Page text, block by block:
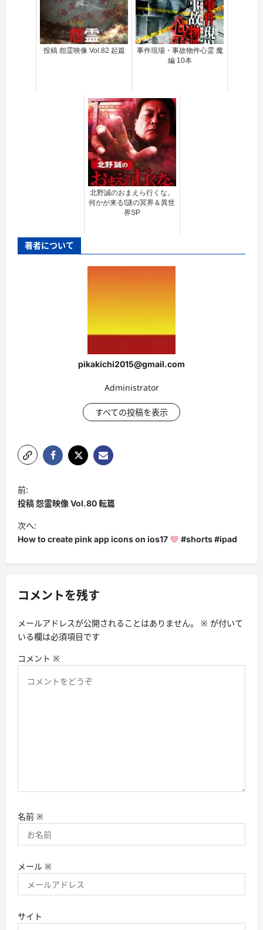
投稿 怨霊映像 Vol.82 起篇
事件現場・事故物件心霊 魔
編 10本
北野誠のおまえら行くな。
何かが来る!謎の冥界＆異世
界SP
著者について
pikakichi2015@gmail.com
Administrator
すべての投稿を表示
投
稿
ナ
ビ
シ
ン
前:
投稿 怨霊映像 Vol.80 転篇
次へ:
How to create pink app icons on ios17
#shorts #ipad
コメントを残す
メールアドレスが公開されることはありません。 ※ が付いて
いる欄は必須項目です
コメント ※
名前 ※
メール ※
サイト